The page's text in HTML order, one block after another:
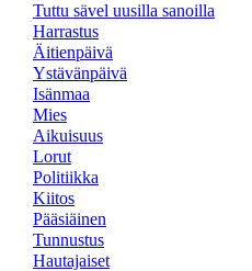
Tuttu sävel uusilla sanoilla
Harrastus
Äitienpäivä
Ystävänpäivä
Isänmaa
Mies
Aikuisuus
Lorut
Politiikka
Kiitos
Pääsiäinen
Tunnustus
Hautajaiset